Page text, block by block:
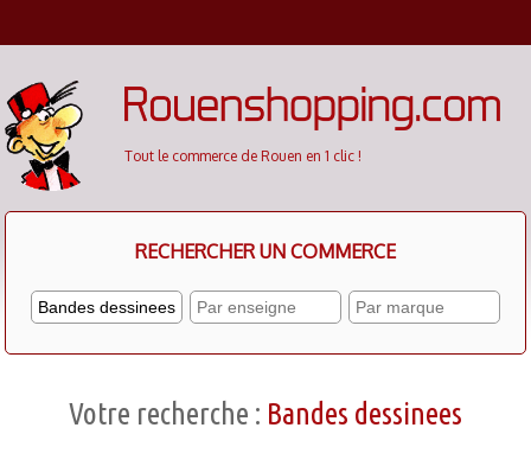
Tout le commerce de Rouen en 1 clic !
RECHERCHER UN COMMERCE
Votre recherche : Bandes dessinees